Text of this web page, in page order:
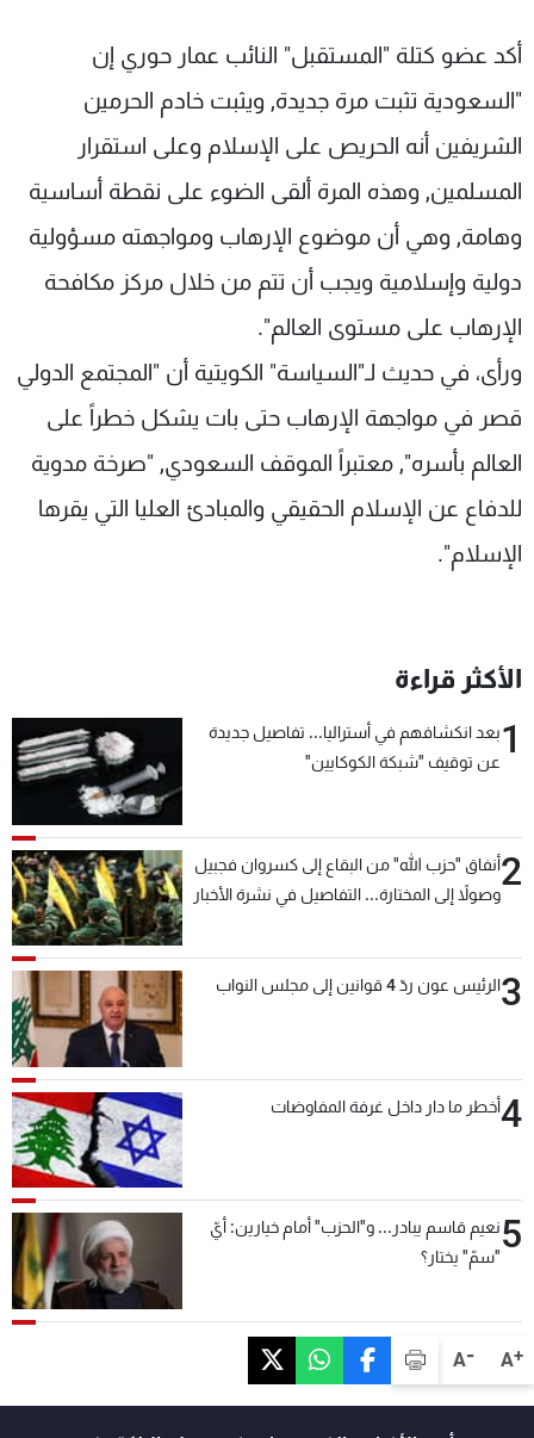
A+
A-
أكد عضو كتلة "المستقبل" النائب عمار حوري إن
"السعودية تثبت مرة جديدة, ويثبت خادم الحرمين
الشريفين أنه الحريص على الإسلام وعلى استقرار
المسلمين, وهذه المرة ألقى الضوء على نقطة أساسية
وهامة, وهي أن موضوع الإرهاب ومواجهته مسؤولية
دولية وإسلامية ويجب أن تتم من خلال مركز مكافحة
الإرهاب على مستوى العالم".
ورأى، في حديث لـ"السياسة" الكويتية أن "المجتمع الدولي
قصر في مواجهة الإرهاب حتى بات يشكل خطراً على
العالم بأسره", معتبراً الموقف السعودي, "صرخة مدوية
للدفاع عن الإسلام الحقيقي والمبادئ العليا التي يقرها
الإسلام".
الأكثر قراءة
1بعد انكشافهم في أستراليا... تفاصيل جديدة
عن توقيف "شبكة الكوكايين"
2أنفاق "حزب الله" من البقاع إلى كسروان فجبيل
وصولاً إلى المختارة... التفاصيل في نشرة الأخبار
3الرئيس عون ردّ 4 قوانين إلى مجلس النواب
4أخطر ما دار داخل غرفة المفاوضات
5نعيم قاسم يبادر... و"الحزب" أمام خيارين: أيّ
"سمّ" يختار؟
سياسة الخصوصية